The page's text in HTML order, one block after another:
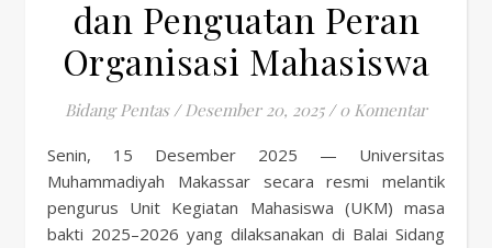
dan Penguatan Peran
Organisasi Mahasiswa
Bidang Pentas / Desember 20, 2025 / 0 Komentar
Senin, 15 Desember 2025 — Universitas
Muhammadiyah Makassar secara resmi melantik
pengurus Unit Kegiatan Mahasiswa (UKM) masa
bakti 2025–2026 yang dilaksanakan di Balai Sidang